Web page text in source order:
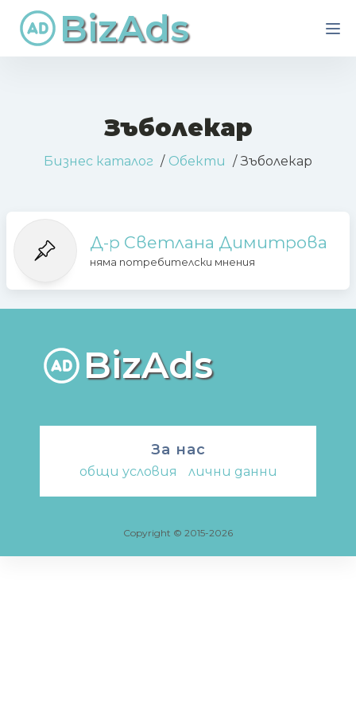
BizAds
Зъболекар
Бизнес каталог Обекти Зъболекар
Д-р Светлана Димитрова
няма потребителски мнения
BizAds
За нас
общи условия лични данни
Copyright © 2015-2026